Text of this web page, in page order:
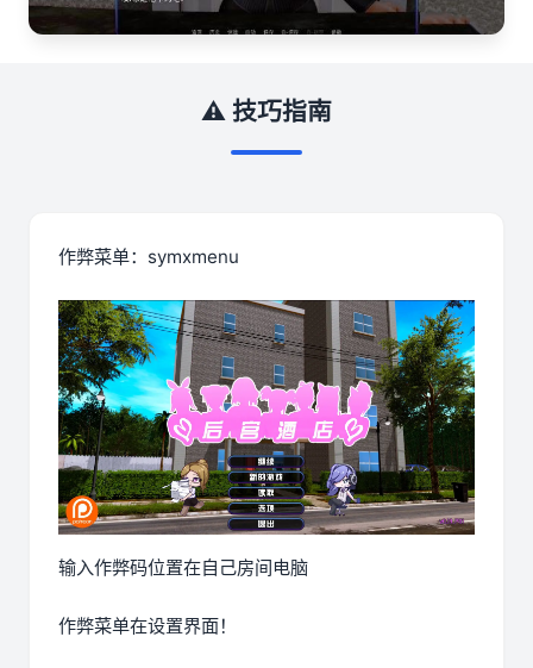
⚠️ 技巧指南
作弊菜单：symxmenu
输入作弊码位置在自己房间电脑
作弊菜单在设置界面！